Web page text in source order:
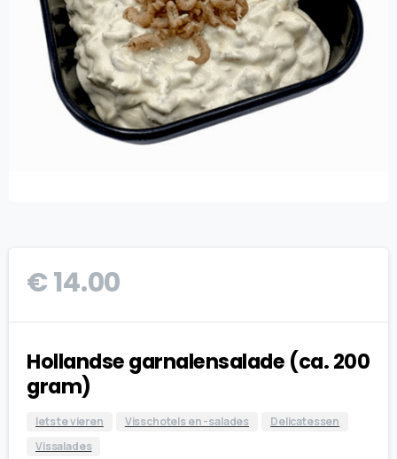
€14.00
Hollandse garnalensalade (ca. 200
gram)
Iets te vieren Visschotels en -salades
Delicatessen
Vissalades